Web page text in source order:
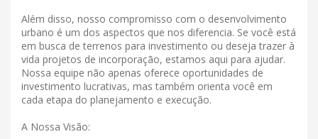
Além disso, nosso compromisso com o desenvolvimento
urbano é um dos aspectos que nos diferencia. Se você está
em busca de terrenos para investimento ou deseja trazer à
vida projetos de incorporação, estamos aqui para ajudar.
Nossa equipe não apenas oferece oportunidades de
investimento lucrativas, mas também orienta você em
cada etapa do planejamento e execução.
A Nossa Visão: